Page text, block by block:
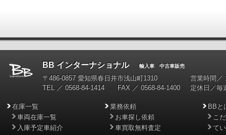
BB インターナショナル輸入車 中古車販売
〒486-0857 愛知県春日井市浅山町1310
TEL ／ 0568-84-1414 FAX ／ 0568-84-1400
営業時間／
定休日／毎
在庫一覧
車両在庫一覧
入庫予定車紹介
業務依頼
お車探し依頼
車買取無料査定
BBと
こ
て